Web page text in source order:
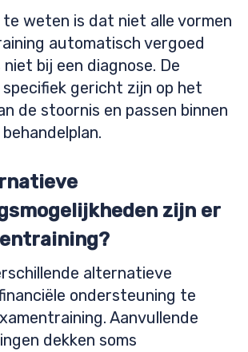
te weten is dat niet alle vormen
automatisch vergoed
bij een diagnose. De
gericht zijn op het
de stoornis en passen binnen
zijn er
alternatieve
ondersteuning te
Aanvullende
dekken soms